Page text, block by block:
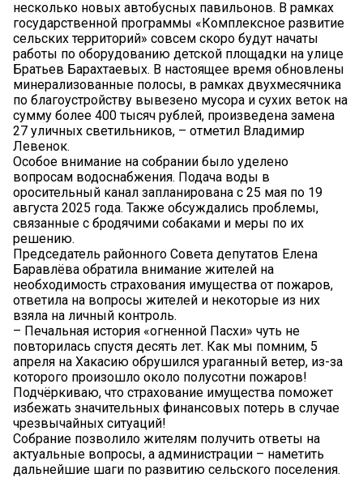
несколько новых автобусных павильонов. В рамках
государственной программы «Комплексное развитие
сельских территорий» совсем скоро будут начаты
работы по оборудованию детской площадки на улице
Братьев Барахтаевых. В настоящее время обновлены
минерализованные полосы, в рамках двухмесячника
по благоустройству вывезено мусора и сухих веток на
сумму более 400 тысяч рублей, произведена замена
27 уличных светильников, – отметил Владимир
Левенок.
Особое внимание на собрании было уделено
вопросам водоснабжения. Подача воды в
оросительный канал запланирована с 25 мая по 19
августа 2025 года. Также обсуждались проблемы,
связанные с бродячими собаками и меры по их
решению.
Председатель районного Совета депутатов Елена
Баравлёва обратила внимание жителей на
необходимость страхования имущества от пожаров,
ответила на вопросы жителей и некоторые из них
взяла на личный контроль.
– Печальная история «огненной Пасхи» чуть не
повторилась спустя десять лет. Как мы помним, 5
апреля на Хакасию обрушился ураганный ветер, из-за
которого произошло около полусотни пожаров!
Подчёркиваю, что страхование имущества поможет
избежать значительных финансовых потерь в случае
чрезвычайных ситуаций!
Собрание позволило жителям получить ответы на
актуальные вопросы, а администрации – наметить
дальнейшие шаги по развитию сельского поселения.